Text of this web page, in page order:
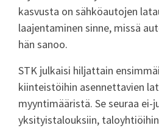
kasvusta on sähköautojen
laajentaminen sinne, missä
hän sanoo.
STK julkaisi hiljattain
kiinteistöihin asennettavien
myyntimääristä. Se seuraa ei-
yksityistalouksiin,